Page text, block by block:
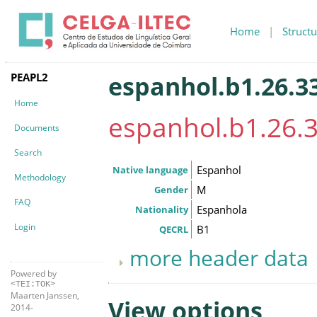
Home |
PEAPL2
Home
Documents
Search
Methodology
FAQ
Login
Powered by
<TEI:TOK>
Maarten Janssen,
2014-
Native language Espanhol
Gender M
Nationality Espanhola
QECRL B1
more header data